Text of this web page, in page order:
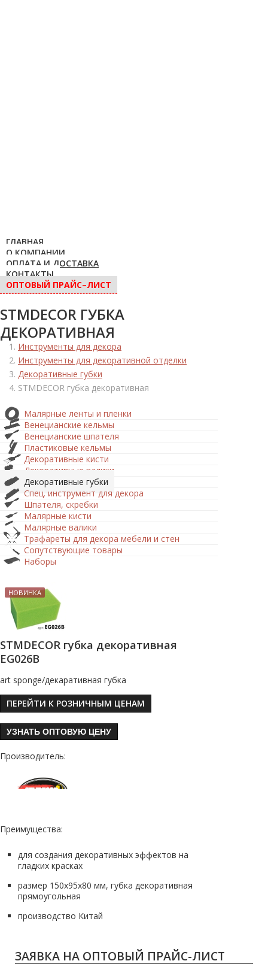
ГЛАВНАЯ
О КОМПАНИИ
ОПЛАТА И ДОСТАВКА
КОНТАКТЫ
ОПТОВЫЙ ПРАЙС–ЛИСТ
STMDECOR ГУБКА
ДЕКОРАТИВНАЯ
Инструменты для декора
Инструменты для декоративной отделки
Декоративные губки
STMDECOR губка декоративная
Малярные ленты и пленки
Венецианские кельмы
Венецианские шпателя
Пластиковые кельмы
Декоративные кисти
Декоративные валики
Декоративные губки
Спец. инструмент для декора
Шпателя, скребки
Малярные кисти
Малярные валики
Трафареты для декора мебели и стен
Сопутствующие товары
Наборы
НОВИНКА
STMDECOR губка декоративная
EG026B
art sponge/декаративная губка
ПЕРЕЙТИ К РОЗНИЧНЫМ ЦЕНАМ
УЗНАТЬ ОПТОВУЮ ЦЕНУ
Производитель:
Преимущества:
для создания декоративных эффектов на
гладких красках
размер 150х95х80 мм, губка декоративная
прямоугольная
производство Китай
ЗАЯВКА НА ОПТОВЫЙ ПРАЙС-ЛИСТ